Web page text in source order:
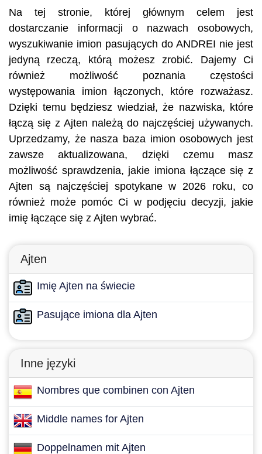
Na tej stronie, której głównym celem jest
dostarczanie informacji o nazwach osobowych,
wyszukiwanie imion pasujących do ANDREI nie jest
jedyną rzeczą, którą możesz zrobić. Dajemy Ci
również możliwość poznania częstości
występowania imion łączonych, które rozważasz.
Dzięki temu będziesz wiedział, że nazwiska, które
łączą się z Ajten należą do najczęściej używanych.
Uprzedzamy, że nasza baza imion osobowych jest
zawsze aktualizowana, dzięki czemu masz
możliwość sprawdzenia, jakie imiona łączące się z
Ajten są najczęściej spotykane w 2026 roku, co
również może pomóc Ci w podjęciu decyzji, jakie
imię łączące się z Ajten wybrać.
Ajten
Imię Ajten na świecie
Pasujące imiona dla Ajten
Inne języki
Nombres que combinen con Ajten
Middle names for Ajten
Doppelnamen mit Ajten